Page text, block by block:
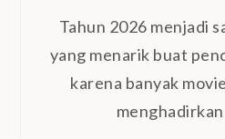
Tahun 2026 menjadi
yang menarik buat
karena banyak